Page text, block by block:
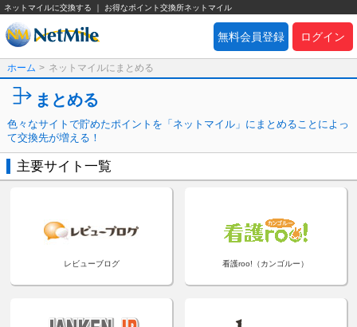
ネットマイルに交換する ｜ お得なポイント交換所ネットマイル
ログイン
無料会員登録
ホーム > ネットマイルにまとめる
まとめる
色々なサイトで貯めたポイントを「ネットマイル」にまとめることによっ
て交換先が増える！
主要サイト一覧
レビューブログ 看護roo!（カンゴルー）